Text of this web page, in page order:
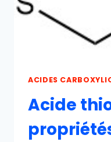
ACIDES
Acide